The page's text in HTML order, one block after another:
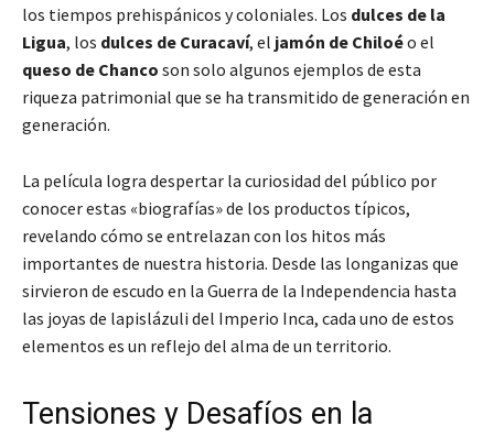
los tiempos prehispánicos y coloniales. Los dulces de la
Ligua, los dulces de Curacaví, el jamón de Chiloéo el
queso de Chanco son solo algunos ejemplos de esta
riqueza patrimonial que se ha transmitido de generación en
generación.
La película logra despertar la curiosidad del público por
conocer estas «biografías» de los productos típicos,
revelando cómo se entrelazan con los hitos más
importantes de nuestra historia. Desde las longanizas que
sirvieron de escudo en la Guerra de la Independencia hasta
las joyas de lapislázuli del Imperio Inca, cada uno de estos
elementos es un reflejo del alma de un territorio.
Tensiones y Desafíos en la